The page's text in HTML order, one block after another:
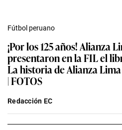
Fútbol peruano
¡Por los 125 años! Alianza
presentaron en la FIL el
La historia de Alianza
| FOTOS
Redacción EC